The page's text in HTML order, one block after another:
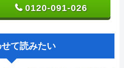
0120-091-026
て読みたい